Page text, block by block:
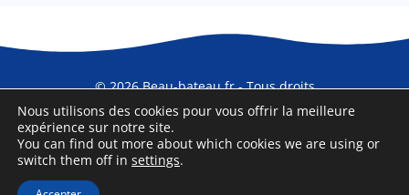
© 2026 Beau-bateau.fr - Tous droits
réservés
Nous utilisons des cookies pour vous offrir la meilleure
expérience sur notre site.
You can find out more about which cookies we are using or
switch them off in settings.